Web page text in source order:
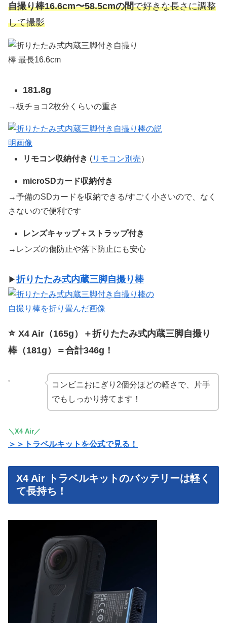
自撮り棒16.6cm〜58.5cmの間で好きな長さに調整
して撮影
181.8g
→板チョコ2枚分くらいの重さ
リモコン収納付き (リモコン別売）
microSDカード収納付き
→予備のSDカードを収納できる/すごく小さいので、なく
さないので便利です
レンズキャップ＋ストラップ付き
→レンズの傷防止や落下防止にも安心
▶︎折りたたみ式内蔵三脚自撮り棒
⭐️ X4 Air（165g）＋折りたたみ式内蔵三脚自撮り
棒（181g）＝合計346g！
コンビニおにぎり2個分ほどの軽さで、片手
でもしっかり持てます！
＼X4 Air／
＞＞トラベルキットを公式で見る！
X4 Air トラベルキットのバッテリーは軽く
て長持ち！